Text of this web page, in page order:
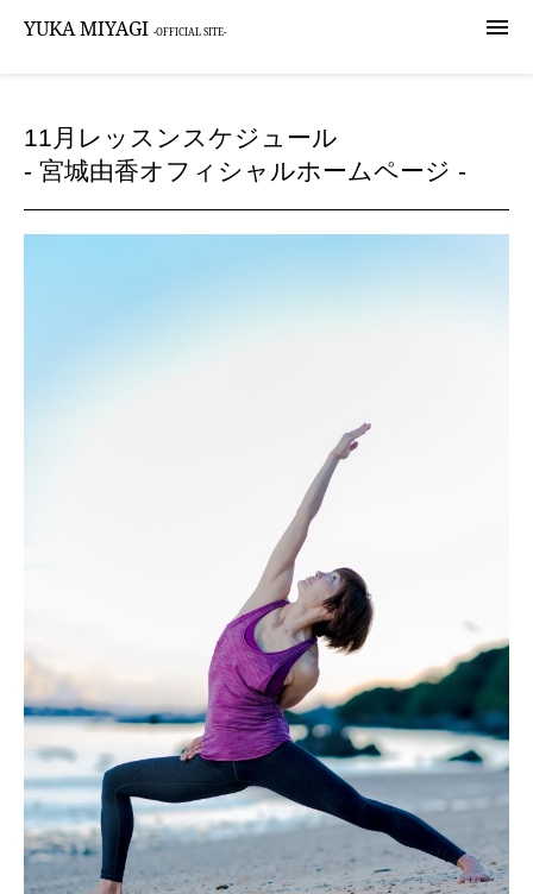

YUKA MIYAGI -OFFICIAL SITE-
11月レッスンスケジュール
- 宮城由香オフィシャルホームページ -